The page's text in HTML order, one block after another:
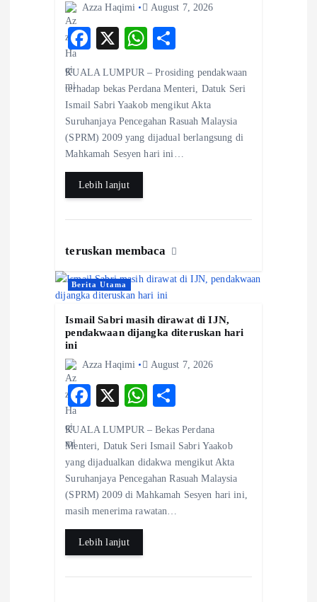
Azza Haqimi August 7, 2026
F
eb
o
o
k
X
W
ts
A
p
p
re
KUALA LUMPUR – Prosiding pendakwaan
terhadap bekas Perdana Menteri, Datuk Seri
Ismail Sabri Yaakob mengikut Akta
Suruhanjaya Pencegahan Rasuah Malaysia
(SPRM) 2009 yang dijadual berlangsung di
Mahkamah Sesyen hari ini…
Lebih lanjut
teruskan membaca
Berita Utama
Ismail Sabri masih dirawat di IJN,
pendakwaan dijangka diteruskan hari
ini
Azza Haqimi August 7, 2026
F
eb
o
o
k
X
W
ts
A
p
p
re
KUALA LUMPUR – Bekas Perdana
Menteri, Datuk Seri Ismail Sabri Yaakob
yang dijadualkan didakwa mengikut Akta
Suruhanjaya Pencegahan Rasuah Malaysia
(SPRM) 2009 di Mahkamah Sesyen hari ini,
masih menerima rawatan…
Lebih lanjut